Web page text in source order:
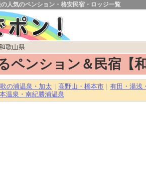
人気のペンション・格安民宿・ロッジ一覧
歌山県
ペンション＆民宿【和
の浦温泉・加太 ｜ 高野山・橋本市 ｜ 有田・湯浅
温泉・南紀勝浦温泉